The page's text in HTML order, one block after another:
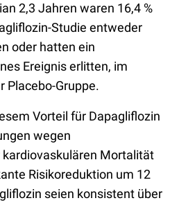
2,3 Jahren waren 16,4 %
Studie entweder
oder hatten ein
Ereignis erlitten, im
Placebo-Gruppe.
Vorteil für Dapagliflozin
wegen
Mortalität
Risikoreduktion um 12
seien konsistent über